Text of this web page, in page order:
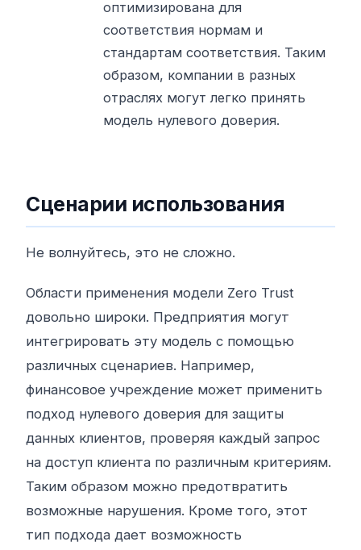
оптимизирована для
соответствия нормам и
стандартам соответствия. Таким
образом, компании в разных
отраслях могут легко принять
модель нулевого доверия.
Сценарии использования
Не волнуйтесь, это не сложно.
Области применения модели Zero Trust
довольно широки. Предприятия могут
интегрировать эту модель с помощью
различных сценариев. Например,
финансовое учреждение может применить
подход нулевого доверия для защиты
данных клиентов, проверяя каждый запрос
на доступ клиента по различным критериям.
Таким образом можно предотвратить
возможные нарушения. Кроме того, этот
тип подхода дает возможность